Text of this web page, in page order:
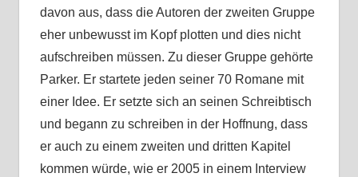
davon aus, dass die Autoren der zweiten Gruppe
eher unbewusst im Kopf plotten und dies nicht
aufschreiben müssen. Zu dieser Gruppe gehörte
Parker. Er startete jeden seiner 70 Romane mit
einer Idee. Er setzte sich an seinen Schreibtisch
und begann zu schreiben in der Hoffnung, dass
er auch zu einem zweiten und dritten Kapitel
kommen würde, wie er 2005 in einem Interview